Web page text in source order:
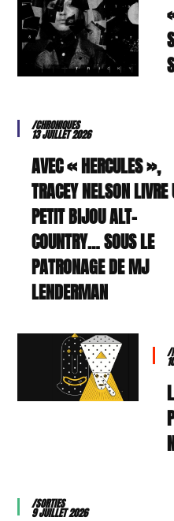
/CHRONIQUES
13 JUILLET 2026
AVEC « HERCULES »,
TRACEY NELSON LIVRE
PETIT BIJOU ALT-
COUNTRY… SOUS LE
PATRONAGE DE MJ
LENDERMAN
/
/SORTIES
9 JUILLET 2026